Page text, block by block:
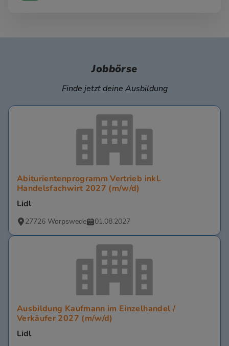
Jobbörse
Finde jetzt deine Ausbildung
Abiturientenprogramm Vertrieb inkl.
Handelsfachwirt 2027 (m/w/d)
Lidl
27726 Worpswede 01.08.2027
Ausbildung Kaufmann im Einzelhandel /
Verkäufer 2027 (m/w/d)
Lidl